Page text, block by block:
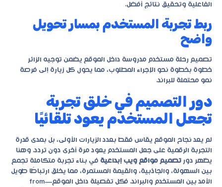
الفاعلية وتحقيق نتائج أفضل.
ربط تجربة المستخدم بمسار تحويل
واضح
تصميم رحلة مستخدم مدروسة داخل الموقع يضمن توجيه الزائر
خطوة بخطوة نحو الإجراء المطلوب، مما يحول كل زيارة إلى فرصة
نمو محتملة للبراند.
دور التصميم في خلق تجربة
تجعل المستخدم يعود تلقائيًا
لم يعد نجاح الموقع يقاس فقط بعدد الزيارات الأولى، بل بمدى قدرة
التجربة الرقمية على جعل المستخدم يعود مرة أخرى دون تردد. وهنا
يظهر دور تصميم مواقع ويب إبداعية في بناء تجربة متكاملة تجمع
بين السهولة، والجاذبية، والقيمة المستمرة، مما يخلق ارتباطًا طويل
الأمد بين المستخدم والبراند. فكل تفصيلة داخل الموقع—from